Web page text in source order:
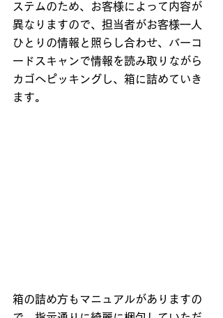
ステムのため、お客様によって内容が
異なりますので、担当者がお客様一人
ひとりの情報と照らし合わせ、バーコ
ードスキャンで情報を読み取りながら
カゴへピッキングし、箱に詰めていき
ます。
箱の詰め方もマニュアルがありますの